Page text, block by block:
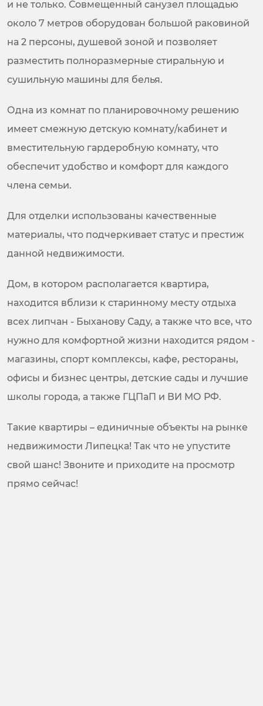
и не только. Совмещенный санузел площадью
около 7 метров оборудован большой раковиной
на 2 персоны, душевой зоной и позволяет
разместить полноразмерные стиральную и
сушильную машины для белья.
Одна из комнат по планировочному решению
имеет смежную детскую комнату/кабинет и
вместительную гардеробную комнату, что
обеспечит удобство и комфорт для каждого
члена семьи.
Для отделки использованы качественные
материалы, что подчеркивает статус и престиж
данной недвижимости.
Дом, в котором располагается квартира,
находится вблизи к старинному месту отдыха
всех липчан - Быханову Саду, а также что все, что
нужно для комфортной жизни находится рядом -
магазины, спорт комплексы, кафе, рестораны,
офисы и бизнес центры, детские сады и лучшие
школы города, а также ГЦПаП и ВИ МО РФ.
Такие квартиры – единичные объекты на рынке
недвижимости Липецка! Так что не упустите
свой шанс! Звоните и приходите на просмотр
прямо сейчас!